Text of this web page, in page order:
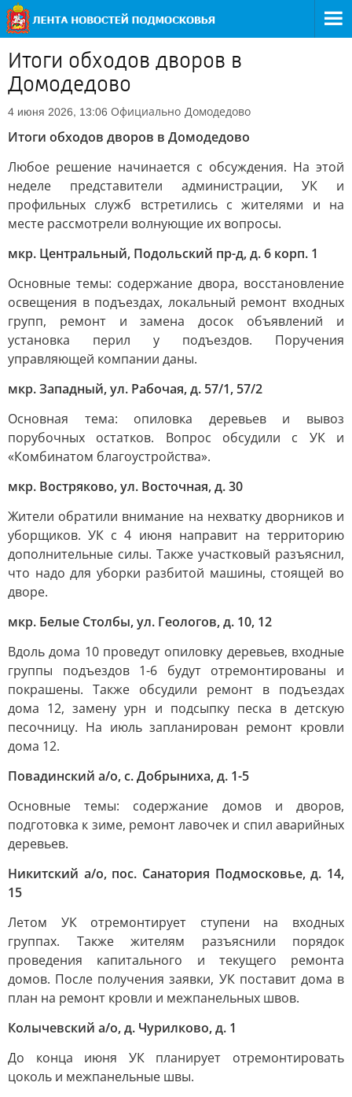
Итоги обходов дворов в
Домодедово
4 июня 2026, 13:06 Официально Домодедово
Итоги обходов дворов в Домодедово
Любое решение начинается с обсуждения. На этой
неделе представители администрации, УК и
профильных служб встретились с жителями и на
месте рассмотрели волнующие их вопросы.
мкр. Центральный, Подольский пр-д, д. 6 корп. 1
Основные темы: содержание двора, восстановление
освещения в подъездах, локальный ремонт входных
групп, ремонт и замена досок объявлений и
установка перил у подъездов. Поручения
управляющей компании даны.
мкр. Западный, ул. Рабочая, д. 57/1, 57/2
Основная тема: опиловка деревьев и вывоз
порубочных остатков. Вопрос обсудили с УК и
«Комбинатом благоустройства».
мкр. Востряково, ул. Восточная, д. 30
Жители обратили внимание на нехватку дворников и
уборщиков. УК с 4 июня направит на территорию
дополнительные силы. Также участковый разъяснил,
что надо для уборки разбитой машины, стоящей во
дворе.
мкр. Белые Столбы, ул. Геологов, д. 10, 12
Вдоль дома 10 проведут опиловку деревьев, входные
группы подъездов 1-6 будут отремонтированы и
покрашены. Также обсудили ремонт в подъездах
дома 12, замену урн и подсыпку песка в детскую
песочницу. На июль запланирован ремонт кровли
дома 12.
Повадинский а/о, с. Добрыниха, д. 1-5
Основные темы: содержание домов и дворов,
подготовка к зиме, ремонт лавочек и спил аварийных
деревьев.
Никитский а/о, пос. Санатория Подмосковье, д. 14,
15
Летом УК отремонтирует ступени на входных
группах. Также жителям разъяснили порядок
проведения капитального и текущего ремонта
домов. После получения заявки, УК поставит дома в
план на ремонт кровли и межпанельных швов.
Колычевский а/о, д. Чурилково, д. 1
До конца июня УК планирует отремонтировать
цоколь и межпанельные швы.